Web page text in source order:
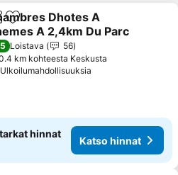
Lisää suosikkeihin
Dhotes A
A 2,4km Du Parc
hinnat
Loistava
56
km kohteesta Keskusta
Ulkoilumahdollisuuksia
hinnat
Katso hinnat